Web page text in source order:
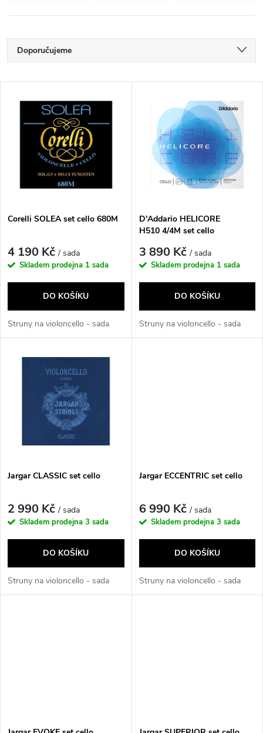
Ř
a
p
r
o
d
u
Doporučujeme
Nejprodávanější
Abecedně
V
s
p
r
d
Corelli SOLEA set cello 680M
4 190 Kč/ sada
Skladem prodejna 1 sada
DO KOŠÍKU
Struny na violoncello - sada
D'Addario HELICORE
H510 4/4M set cello
3 890 Kč/ sada
Skladem prodejna 1 sada
DO KOŠÍKU
Struny na violoncello - sada
Jargar CLASSIC set cello
2 990 Kč/ sada
Skladem prodejna 3 sada
DO KOŠÍKU
Struny na violoncello - sada
Jargar ECCENTRIC set cello
6 990 Kč/ sada
Skladem prodejna 3 sada
DO KOŠÍKU
Struny na violoncello - sada